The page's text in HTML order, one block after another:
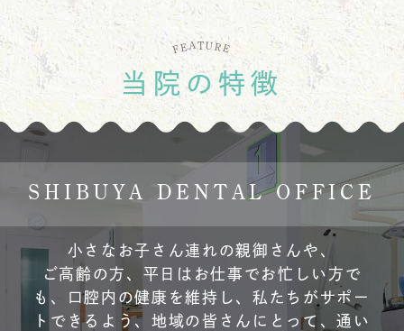
FEATURE
当院の特徴
SHIBUYA DENTAL OFFICE
小さなお子さん連れの親御さんや、
ご高齢の方、 平日はお仕事でお忙しい方で
も、口腔内の健康を維持し、私たちがサポー
トできるよう、 地域の皆さんにとって、通い